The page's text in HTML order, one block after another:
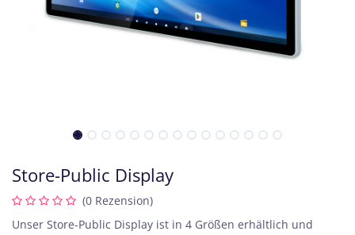
Store-Public Display
(0 Rezension)
Unser Store-Public Display ist in 4 Größen erhältlich und